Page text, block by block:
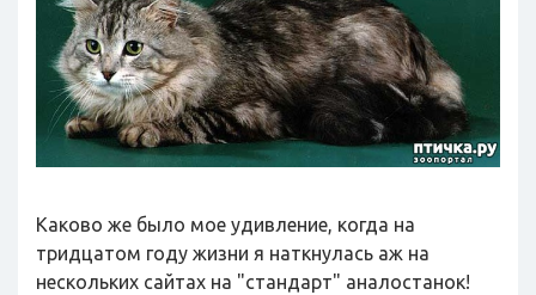
Каково же было мое удивление, когда на
тридцатом году жизни я наткнулась аж на
нескольких сайтах на "стандарт" аналостанок!